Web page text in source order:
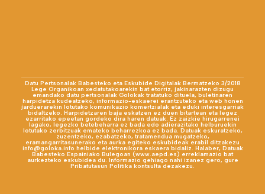
Datu Pertsonalak Babesteko eta Eskubide Digitalak Bermatzeko 3/2018
Lege Organikoan xedatutakoarekin bat etorriz, jakinarazten dizugu
emandako datu pertsonalak Golokak tratatuko dituela, buletinaren
harpidetza kudeatzeko, informazio-eskaerei erantzuteko eta web honen
jarduerarekin lotutako komunikazio komertzialak eta eduki interesgarriak
bidaltzeko. Harpidetzaren baja eskatzen ez duen bitartean eta legez
ezarritako epeetan gordeko dira haren datuak. Ez zaizkie hirugarrenei
lagako, legezko betebeharra ez bada edo adierazitako helburuekin
lotutako zerbitzuak emateko beharrezkoa ez bada. Datuak eskuratzeko,
zuzentzeko, ezabatzeko, tratamendua mugatzeko,
eramangarritasunerako eta aurka egiteko eskubideak erabil ditzakezu
info@goloka.info helbide elektronikora eskaera bidaliz. Halaber, Datuak
Babesteko Espainiako Bulegoan (www.aepd.es) erreklamazio bat
aurkezteko eskubidea du. Informazio gehiago nahi izanez gero, gure
Pribatutasun Politika kontsulta dezakezu.